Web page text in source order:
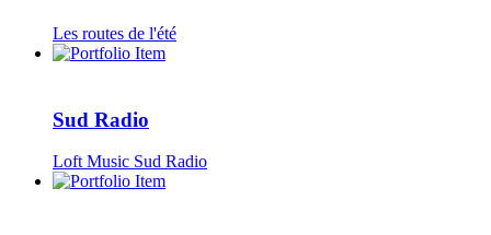
Les routes de l'été
Sud Radio
Loft Music Sud Radio